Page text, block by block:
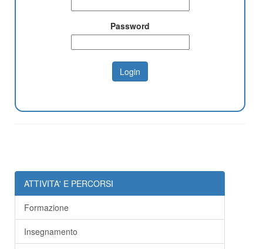
Password
ATTIVITA' E PERCORSI
Formazione
Insegnamento